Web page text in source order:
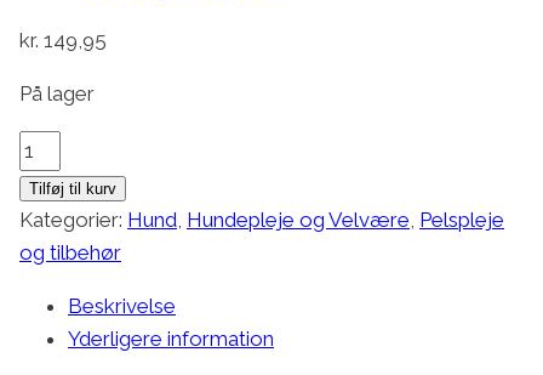
kr. 149,95
På lager
B&B
Hundefrisørens
Filt
løsning
Tilføj til kurv
Kategorier: Hund Hundepleje og Velvære Pelspleje
og tilbehør
Beskrivelse
Yderligere information